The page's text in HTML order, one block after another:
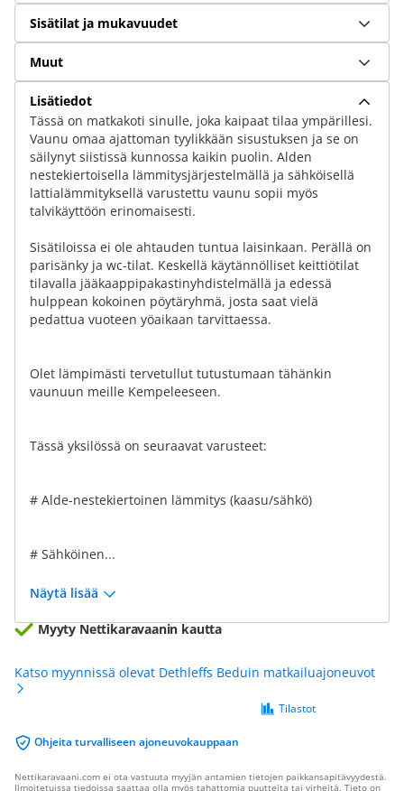
Sisätilat ja mukavuudet
Muut
Lisätiedot
Tässä on matkakoti sinulle, joka kaipaat tilaa ympärillesi.
Vaunu omaa ajattoman tyylikkään sisustuksen ja se on
säilynyt siistissä kunnossa kaikin puolin. Alden
nestekiertoisella lämmitysjärjestelmällä ja sähköisellä
lattialämmityksellä varustettu vaunu sopii myös
talvikäyttöön erinomaisesti.
Sisätiloissa ei ole ahtauden tuntua laisinkaan. Perällä on
parisänky ja wc-tilat. Keskellä käytännölliset keittiötilat
tilavalla jääkaappipakastinyhdistelmällä ja edessä
hulppean kokoinen pöytäryhmä, josta saat vielä
pedattua vuoteen yöaikaan tarvittaessa.
Olet lämpimästi tervetullut tutustumaan tähänkin
vaunuun meille Kempeleeseen.
Tässä yksilössä on seuraavat varusteet:
# Alde-nestekiertoinen lämmitys (kaasu/sähkö)
# Sähköinen...
Näytä lisää
Myyty Nettikaravaanin kautta
Katso myynnissä olevat Dethleffs Beduin matkailuajoneuvot
Ohjeita turvalliseen ajoneuvokauppaan
Tilastot
Nettikaravaani.com ei ota vastuuta myyjän antamien tietojen paikkansapitävyydestä.
Ilmoitetuissa tiedoissa saattaa olla myös tahattomia puutteita tai virheitä. Tieto on